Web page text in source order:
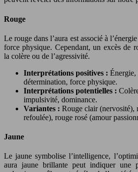
Rouge
Le rouge dans l’aura est associé à
force physique. Cependant, un excès de
la colère ou de l’agressivité.
Interprétations positives : Énergie,
détermination, force physique.
Interprétations potentielles :
impulsivité, dominance.
Variantes : Rouge clair (nervosité),
refoulée), rouge rosé (amour
Jaune
Le jaune symbolise l’intelligence,
aura jaune brillante peut indiquer une